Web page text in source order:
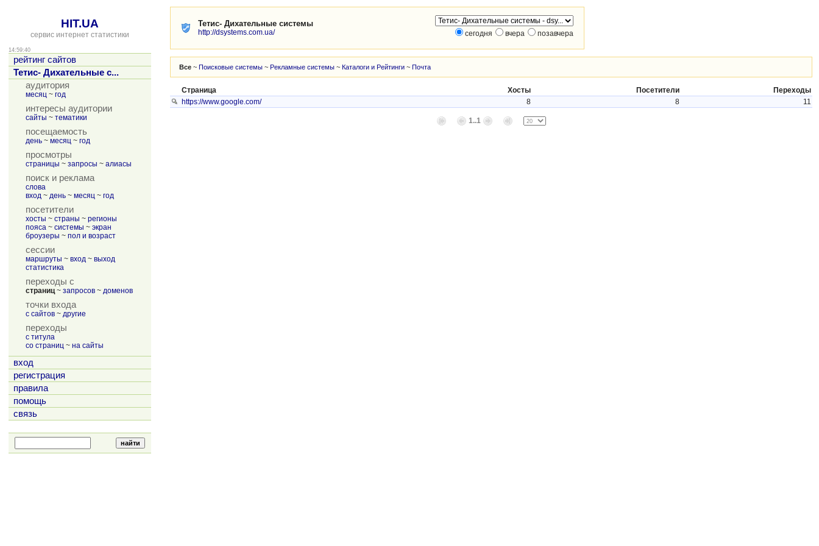
HIT.UA
сервис интернет статистики
14:59:40
рейтинг сайтов
Тетис- Дихательные с...
аудитория
месяц ~ год
интересы аудитории
сайты ~ тематики
посещаемость
день ~ месяц ~ год
просмотры
страницы ~ запросы ~ алиасы
поиск и реклама
слова
вход ~ день ~ месяц ~ год
посетители
хосты ~ страны ~ регионы
пояса ~ системы ~ экран
броузеры ~ пол и возраст
сессии
маршруты ~ вход ~ выход
статистика
переходы с
страниц~ запросов ~ доменов
точки входа
с сайтов ~ другие
переходы
с титула
со страниц ~ на сайты
вход
регистрация
правила
помощь
связь
Тетис- Дихательные системы
http://dsystems.com.ua/ сегодня вчера позавчера
Все ~ Поисковые системы ~ Рекламные системы ~ Каталоги и Рейтинги ~ Почта
Страница Хосты Посетители
Переходы
https://www.google.com/
8 8 11
1..1